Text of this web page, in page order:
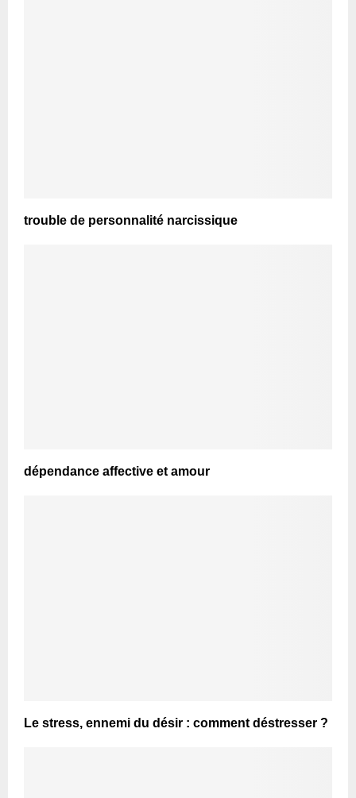
trouble de personnalité narcissique
dépendance affective et amour
Le stress, ennemi du désir : comment déstresser ?